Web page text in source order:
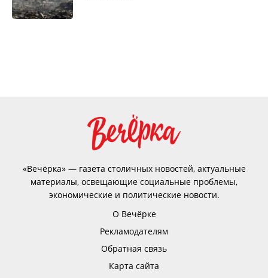
«Вечёрка» — газета столичных новостей, актуальные
материалы, освещающие социальные проблемы,
экономические и политические новости.
О Вечёрке
Рекламодателям
Обратная связь
Карта сайта